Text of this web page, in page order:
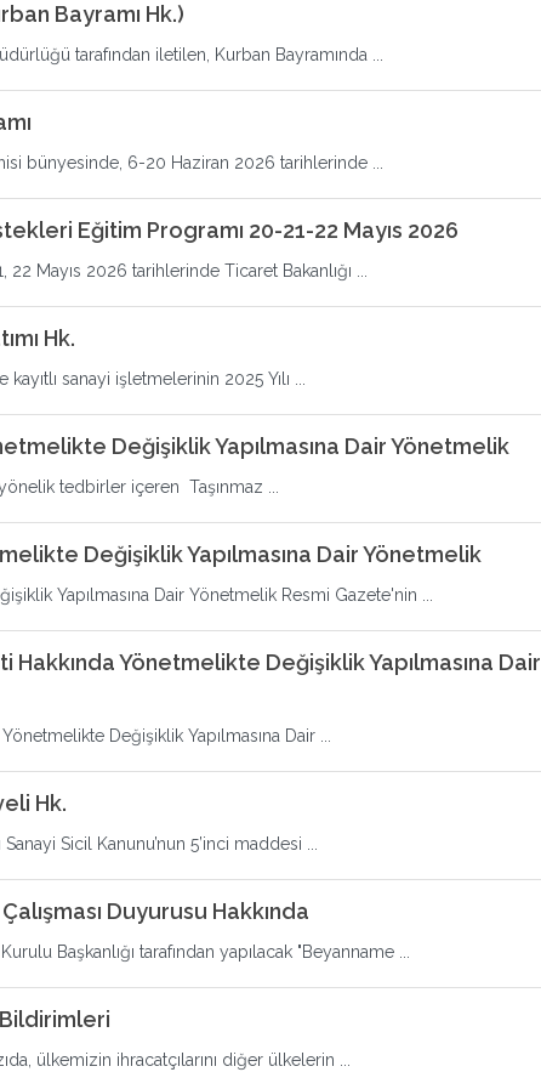
Bayramı Hk.)
tarafından iletilen, Kurban Bayramında ...
bünyesinde, 6-20 Haziran 2026 tarihlerinde ...
Eğitim Programı 20-21-22 Mayıs 2026
22 Mayıs 2026 tarihlerinde Ticaret Bakanlığı ...
Hk.
sanayi işletmelerinin 2025 Yılı ...
Değişiklik Yapılmasına Dair Yönetmelik
tedbirler içeren Taşınmaz ...
Değişiklik Yapılmasına Dair Yönetmelik
Yapılmasına Dair Yönetmelik Resmi Gazete'nin ...
Hakkında Yönetmelikte Değişiklik Yapılmasına Dair
Değişiklik Yapılmasına Dair ...
Hk.
Sicil Kanunu’nun 5’inci maddesi ...
Duyurusu Hakkında
Başkanlığı tarafından yapılacak "Beyanname ...
ülkemizin ihracatçılarını diğer ülkelerin ...